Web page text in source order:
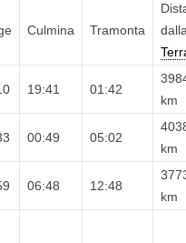
Culmina Tramonta
19:41 01:42
km
00:49 05:02
km
06:48 12:48
km